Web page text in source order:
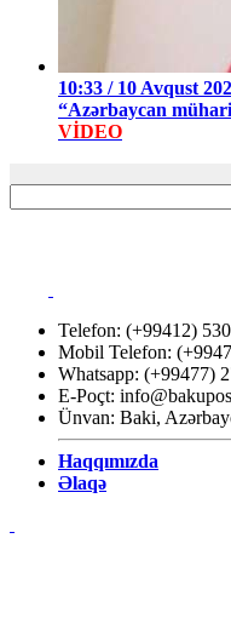
10:33 / 10 Avqust
“Azərbaycan
VİDEO
Telefon: (+99412)
Mobil Telefon:
Whatsapp: (+99477)
E-Poçt:
Ünvan: Baki,
Haqqımızda
Əlaqə